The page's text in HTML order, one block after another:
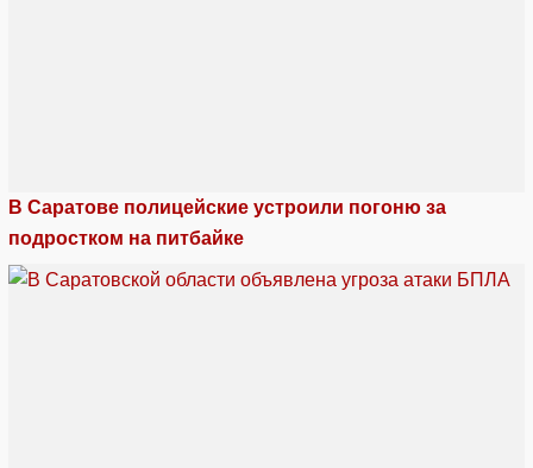
В Саратове полицейские устроили погоню за
подростком на питбайке